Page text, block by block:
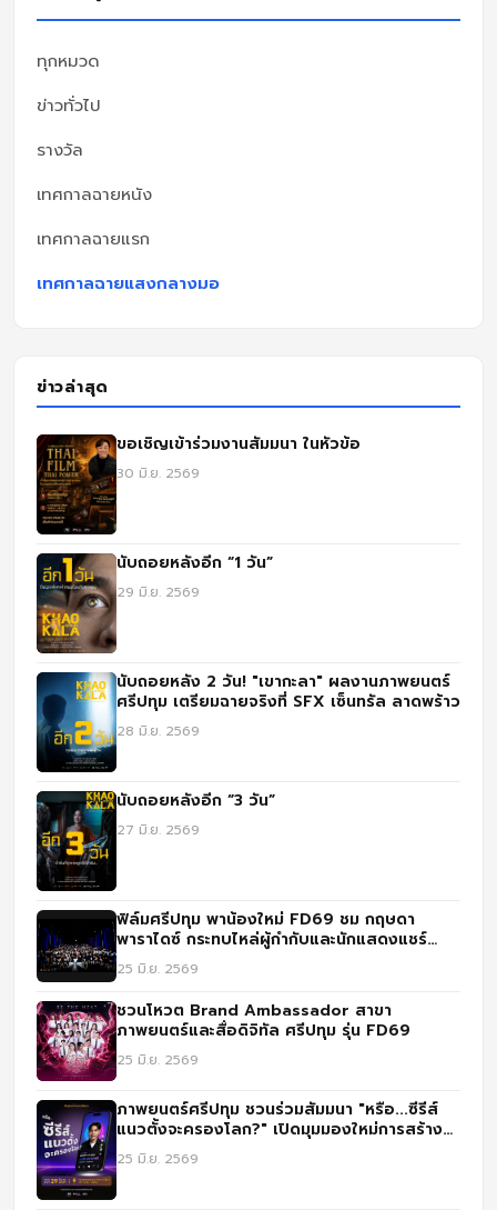
ทุกหมวด
ข่าวทั่วไป
รางวัล
เทศกาลฉายหนัง
เทศกาลฉายแรก
เทศกาลฉายแสงกลางมอ
ข่าวล่าสุด
ขอเชิญเข้าร่วมงานสัมมนา ในหัวข้อ
30 มิ.ย. 2569
นับถอยหลังอีก “1 วัน”
29 มิ.ย. 2569
นับถอยหลัง 2 วัน! "เขากะลา" ผลงานภาพยนตร์
ศรีปทุม เตรียมฉายจริงที่ SFX เซ็นทรัล ลาดพร้าว
28 มิ.ย. 2569
นับถอยหลังอีก “3 วัน”
27 มิ.ย. 2569
ฟิล์มศรีปทุม พาน้องใหม่ FD69 ชม กฤษดา
พาราไดซ์ กระทบไหล่ผู้กำกับและนักแสดงแชร์
ประสบการณ์จริง
25 มิ.ย. 2569
ชวนโหวต Brand Ambassador สาขา
ภาพยนตร์และสื่อดิจิทัล ศรีปทุม รุ่น FD69
25 มิ.ย. 2569
ภาพยนตร์ศรีปทุม ชวนร่วมสัมมนา "หรือ...ซีรีส์
แนวตั้งจะครองโลก?" เปิดมุมมองใหม่การสร้าง
คอนเทนต์ยุคดิจิทัล
25 มิ.ย. 2569